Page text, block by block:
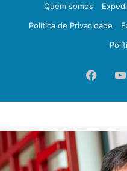
Quem somos
Política de Privacidade